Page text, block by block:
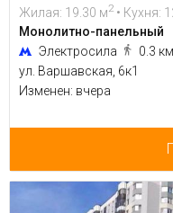
Жилая: 19.30 м2 • Кухня:
Монолитно-панельный
Электросила
0.3 км
ул. Варшавская, 6к1
Изменен: вчера